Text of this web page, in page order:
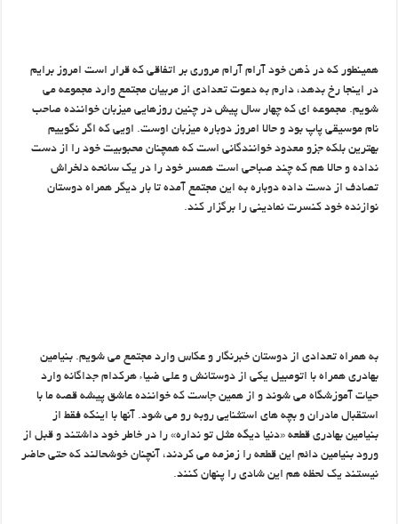
همینطور که در ذهن خود آرام آرام مروری بر اتفاقی که قرار است امروز برایم
در اینجا رخ بدهد، دارم به دعوت تعدادی از مربیان مجتمع وارد مجموعه می
شویم. مجموعه ای که چهار سال پیش در چنین روزهایی میزبان خواننده صاحب
نام موسیقی پاپ بود و حالا امروز دوباره میزبان اوست. اویی که اگر نگوییم
بهترین بلکه جزو معدود خوانندگانی است که همچنان محبوبیت خود را از دست
نداده و حالا هم که چند صباحی است همسر خود را در یک سانحه دلخراش
تصادف از دست داده دوباره به این مجتمع آمده تا بار دیگر همراه دوستان
نوازنده خود کنسرت نمادینی را برگزار کند.
به همراه تعدادی از دوستان خبرنگار و عکاس وارد مجتمع می شویم. بنیامین
بهادری همراه با اتومبیل یکی از دوستانش و علی ضیاء هرکدام جداگانه وارد
حیات آموزشگاه می شوند و از همین جاست که خواننده عاشق پیشه قصه ما با
استقبال مادران و بچه های استثنایی روبه رو می شود. آنها با اینکه فقط از
بنیامین بهادری قطعه «دنیا دیگه مثل تو نداره» را در خاطر خود داشتند و قبل از
ورود بنیامین دائم این قطعه را زمزمه می کردند، آنچنان خوشحالند که حتی حاضر
نیستند یک لحظه هم این شادی را پنهان کنند.